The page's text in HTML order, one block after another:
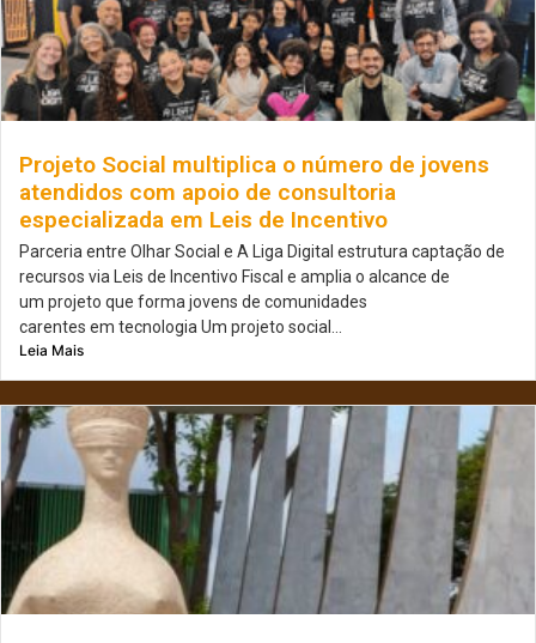
Projeto Social multiplica o número de jovens
atendidos com apoio de consultoria
especializada em Leis de Incentivo
Parceria entre Olhar Social e A Liga Digital estrutura captação de
recursos via Leis de Incentivo Fiscal e amplia o alcance de
um projeto que forma jovens de comunidades
carentes em tecnologia Um projeto social...
Leia Mais